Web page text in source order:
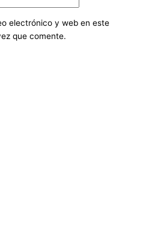
electrónico y web en este
que comente.